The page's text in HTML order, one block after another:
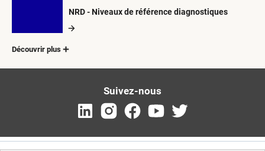
NRD - Niveaux de référence diagnostiques
Découvrir plus
Suivez-nous